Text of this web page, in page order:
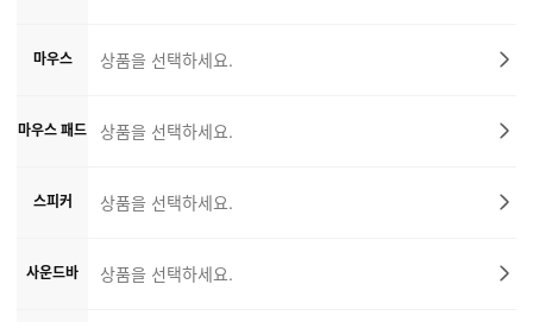
마우스 상품을 선택하세요.
마우스 패드 상품을 선택하세요.
스피커 상품을 선택하세요.
사운드바 상품을 선택하세요.